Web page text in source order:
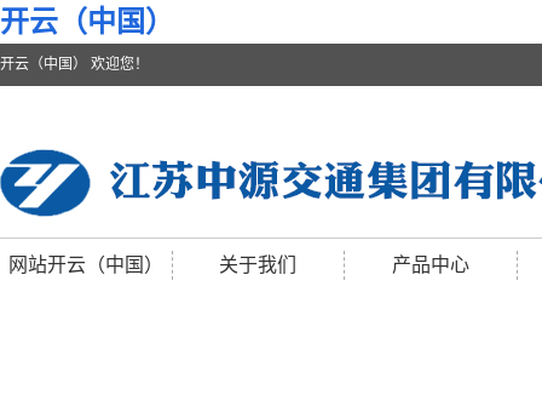
开云（中国）
开云（中国） 欢迎您！
网站开云（中国） 关于我们 产品中心